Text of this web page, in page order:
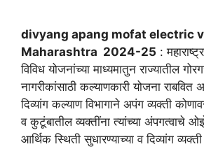
divyang apang mofat electric
Maharashtra 2024-25 :
विविध योजनांच्या माध्यमातुन राज्यातील
नागरीकांसाठी कल्याणकारी योजना राबवित
दिव्यांग कल्याण विभागाने अपंग व्यक्ती
व कुटूंबातील व्यक्तींना त्यांच्या अंपगत्वाचे
आर्थिक स्थिती सुधारण्याच्या व दिव्यांग